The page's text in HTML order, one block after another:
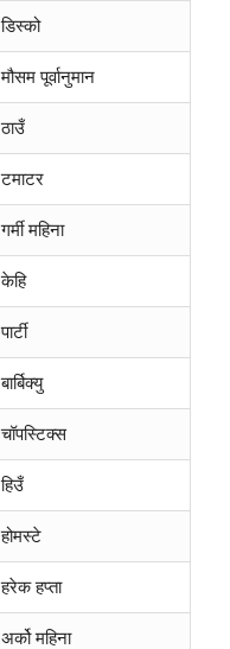
डिस्को
मौसम पूर्वानुमान
ठाउँ
टमाटर
गर्मी महिना
केहि
पार्टी
बार्बिक्यु
चॉपस्टिक्स
हिउँ
होमस्टे
हरेक हप्ता
अर्को महिना